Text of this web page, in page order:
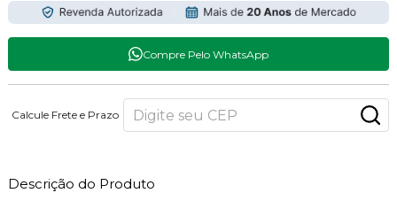
Compre Pelo WhatsApp
Calcule Frete e Prazo
Descrição do Produto